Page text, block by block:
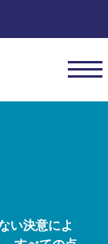
APAC
い決意によ